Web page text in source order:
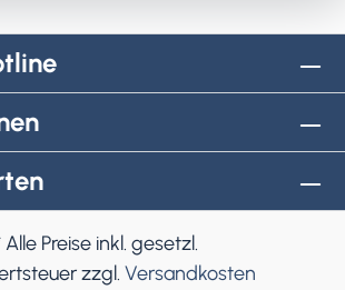
Alle Preise inkl. gesetzl.
zzgl. Versandkosten